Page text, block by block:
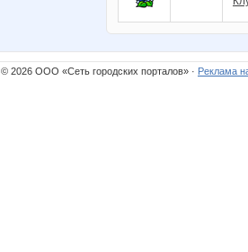
© 2026 ООО «Сеть городских порталов» · Реклама